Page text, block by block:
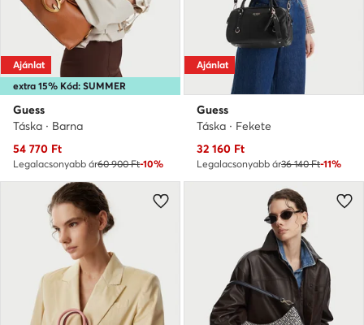
extra 15% Kód: SUMMER
Ajánlat
Guess
Táska · Barna
Aktuális ár
54 770 Ft
Legalacsonyabb ár60 900 Ft-10%
Ajánlat
Guess
Táska · Fekete
Aktuális ár
32 160 Ft
Legalacsonyabb ár36 140 Ft-11%